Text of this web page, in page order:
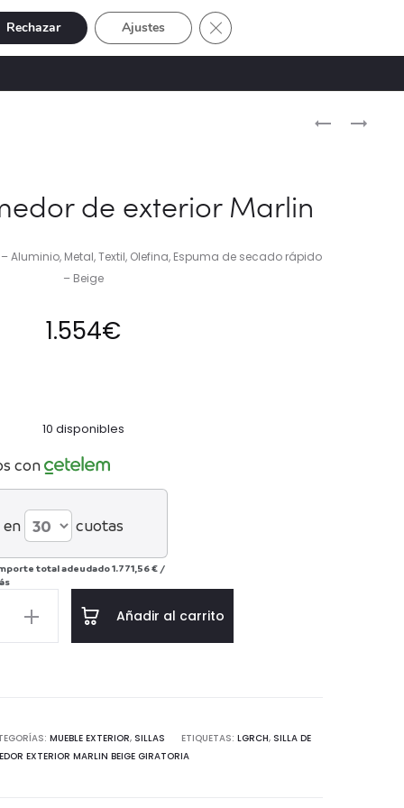
OFERTAS Buscar
de exterior Marlin
Aluminio, Metal, Textil, Olefina, Espuma de secado rápido
– Beige
1.554€
10 disponibles
con
cuotas
total adeudado1.771,56 € /
Añadir al carrito
MUEBLE EXTERIOR, SILLAS ETIQUETAS: LGRCH, SILLA DE
EXTERIOR MARLIN BEIGE GIRATORIA
Rechazar Ajustes Cerrar el banner de cookies